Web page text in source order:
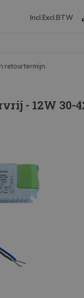
Incl. Excl. BTW
garantie
- 12W 30-